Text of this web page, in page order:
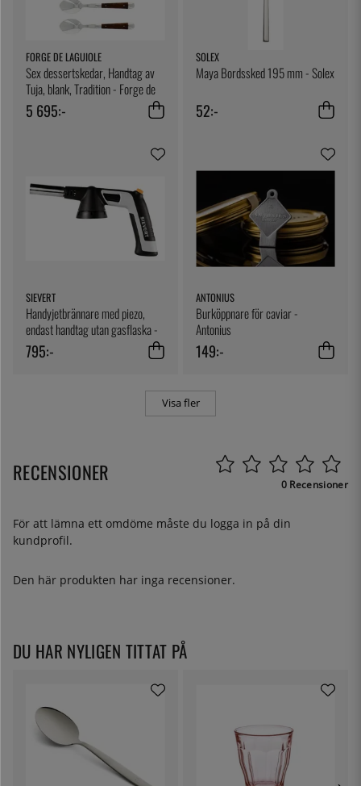
FORGE DE LAGUIOLE
Sex dessertskedar, Handtag av
Tuja, blank, Tradition - Forge de
Laguiole
5 695:-
SOLEX
Maya Bordssked 195 mm - Solex
52:-
SIEVERT
Handyjetbrännare med piezo,
endast handtag utan gasflaska -
Sievert
795:-
ANTONIUS
Burköppnare för caviar -
Antonius
149:-
Visa fler
RECENSIONER 0 Recensioner
För att lämna ett omdöme måste du logga in på din
kundprofil.
Den här produkten har inga recensioner.
DU HAR NYLIGEN TITTAT PÅ